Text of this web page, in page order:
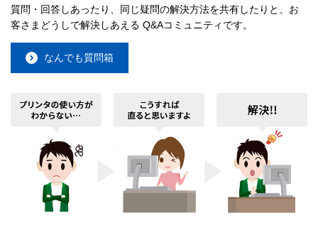
質問・回答しあったり、同じ疑問の解決方法を共有したりと、お
客さまどうしで解決しあえる Q&Aコミュニティです。
なんでも質問箱